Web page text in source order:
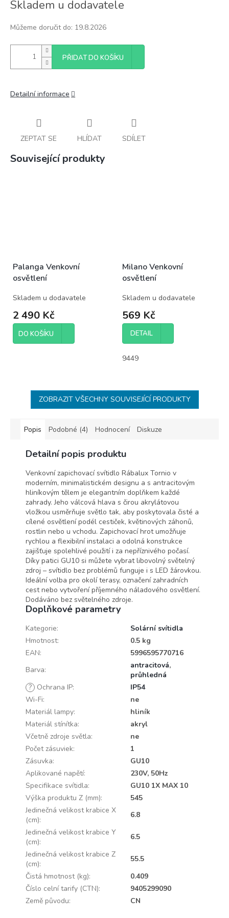
cena:
Skladem u dodavatele
Můžeme doručit do: 19.8.2026
PŘIDAT DO KOŠÍKU
Detailní informace
ZEPTAT SE HLÍDAT SDÍLET
Související produkty
Palanga Venkovní
osvětlení
Skladem u dodavatele
2 490 Kč
DO KOŠÍKU
Milano Venkovní
osvětlení
Skladem u dodavatele
569 Kč
DETAIL
9449
ZOBRAZIT VŠECHNY SOUVISEJÍCÍ PRODUKTY
Popis Podobné (4) Hodnocení Diskuze
Detailní popis produktu
Venkovní zapichovací svítidlo Rábalux Tornio v
moderním, minimalistickém designu a s antracitovým
hliníkovým tělem je elegantním doplňkem každé
zahrady. Jeho válcová hlava s čirou akrylátovou
vložkou usměrňuje světlo tak, aby poskytovala čisté a
cílené osvětlení podél cestiček, květinových záhonů,
rostlin nebo u vchodu. Zapichovací hrot umožňuje
rychlou a flexibilní instalaci a odolná konstrukce
zajišťuje spolehlivé použití i za nepříznivého počasí.
Díky patici GU10 si můžete vybrat libovolný světelný
zdroj – svítidlo bez problémů funguje i s LED žárovkou.
Ideální volba pro okolí terasy, označení zahradních
cest nebo vytvoření příjemného náladového osvětlení.
Dodáváno bez světelného zdroje.
Doplňkové parametry
Kategorie:
Solární svítidla
Hmotnost:
0.5 kg
EAN:
5996595770716
Barva: antracitová,
průhledná
? Ochrana IP:
IP54
Wi-Fi:
ne
Materiál lampy:
hliník
Materiál stínítka:
akryl
Včetně zdroje světla:
ne
Počet zásuviek:
1
Zásuvka:
GU10
Aplikované napětí:
230V, 50Hz
Specifikace svítidla:
GU10 1X MAX 10
Výška produktu Z (mm):
545
Jedinečná velikost krabice X
(cm):
6.8
Jedinečná velikost krabice Y
(cm):
6.5
Jedinečná velikost krabice Z
(cm):
55.5
Čistá hmotnost (kg):
0.409
Číslo celní tarify (CTN):
9405299090
Země původu: CN